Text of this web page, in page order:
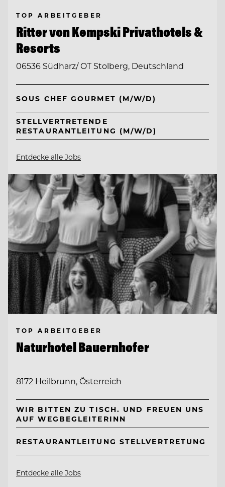
TOP ARBEITGEBER
Ritter von Kempski Privathotels &
Resorts
06536 Südharz/ OT Stolberg, Deutschland
SOUS CHEF GOURMET (M/W/D)
STELLVERTRETENDE
RESTAURANTLEITUNG (M/W/D)
Entdecke alle Jobs
TOP ARBEITGEBER
Naturhotel Bauernhofer
8172 Heilbrunn, Österreich
WIR BITTEN ZU TISCH. UND FREUEN UNS
AUF WEGBEGLEITERINN
RESTAURANTLEITUNG STELLVERTRETUNG
Entdecke alle Jobs